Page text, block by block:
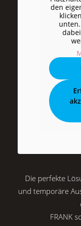
den
Die perfekte
und temporäre
FRANK